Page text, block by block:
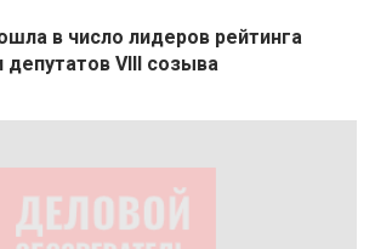
в число лидеров рейтинга
VIII созыва